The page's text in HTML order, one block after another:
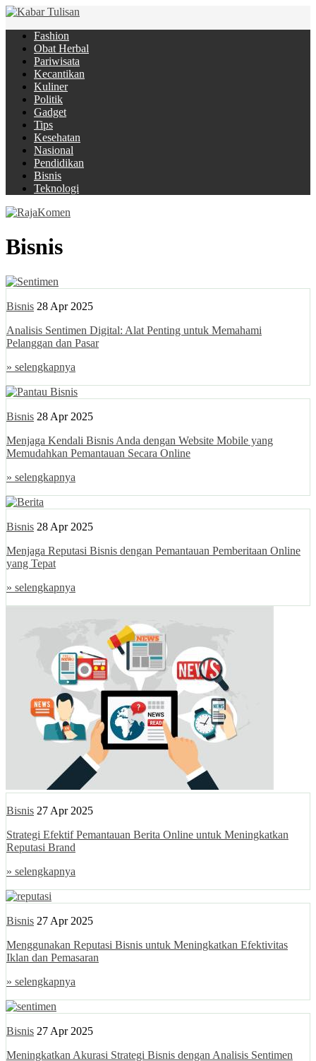
Fashion
Obat Herbal
Pariwisata
Kecantikan
Kuliner
Politik
Gadget
Tips
Kesehatan
Nasional
Pendidikan
Bisnis
Teknologi
Bisnis
Bisnis 28 Apr 2025
Analisis Sentimen Digital: Alat Penting untuk Memahami
Pelanggan dan Pasar
» selengkapnya
Bisnis 28 Apr 2025
Menjaga Kendali Bisnis Anda dengan Website Mobile yang
Memudahkan Pemantauan Secara Online
» selengkapnya
Bisnis 28 Apr 2025
Menjaga Reputasi Bisnis dengan Pemantauan Pemberitaan Online
yang Tepat
» selengkapnya
Bisnis 27 Apr 2025
Strategi Efektif Pemantauan Berita Online untuk Meningkatkan
Reputasi Brand
» selengkapnya
Bisnis 27 Apr 2025
Menggunakan Reputasi Bisnis untuk Meningkatkan Efektivitas
Iklan dan Pemasaran
» selengkapnya
Bisnis 27 Apr 2025
Meningkatkan Akurasi Strategi Bisnis dengan Analisis Sentimen